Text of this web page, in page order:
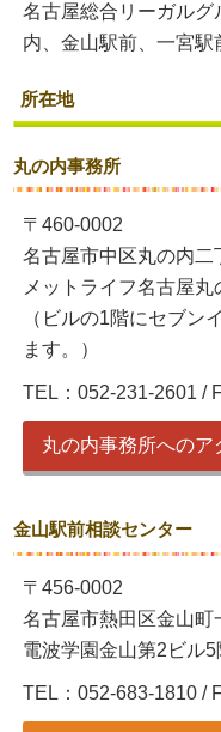
名古屋総合リーガル
内、金山駅前、一宮駅
所在地
丸の内事務所
〒460-0002
名古屋市中区丸の内二
メットライフ名古屋丸
（ビルの1階にセブン
ます。）
TEL：052-231-2601 /
丸の内事務所へのア
金山駅前相談センター
〒456-0002
名古屋市熱田区金山町
電波学園金山第2ビル5
TEL：052-683-1810 /